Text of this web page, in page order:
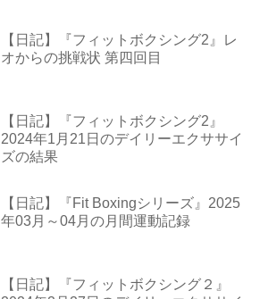
【日記】『フィットボクシング2』レ
オからの挑戦状 第四回目
【日記】『フィットボクシング2』
2024年1月21日のデイリーエクササイ
ズの結果
【日記】『Fit Boxingシリーズ』2025
年03月～04月の月間運動記録
【日記】『フィットボクシング２』